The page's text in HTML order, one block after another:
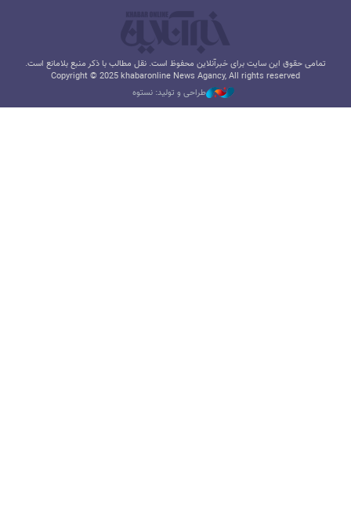
تمامی حقوق این سایت برای خبرآنلاین محفوظ است. نقل مطالب با ذکر منبع بلامانع است.
Copyright © 2025 khabaronline News Agancy, All rights reserved
طراحی و تولید: نستوه